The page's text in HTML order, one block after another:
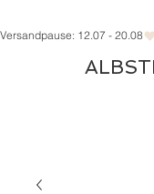
Versandpause: 12.07 - 20.08